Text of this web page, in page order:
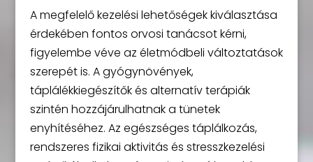
A megfelelő kezelési lehetőségek kiválasztása
érdekében fontos orvosi tanácsot kérni,
figyelembe véve az életmódbeli változtatások
szerepét is. A gyógynövények,
táplálékkiegészítők és alternatív terápiák
szintén hozzájárulhatnak a tünetek
enyhítéséhez. Az egészséges táplálkozás,
rendszeres fizikai aktivitás és stresszkezelési